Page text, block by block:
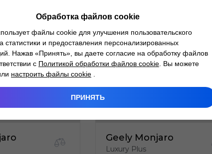
Geely Monjaro
Luxury Plus
Обработка файлов cookie
файлы cookie для улучшения пользовательского
статистики и предоставления персонализированных
Нажав «Принять», вы даете согласие на обработку файлов
с Политикой обработки файлов cookie . Вы можете
настроить файлы cookie
ПРИНЯТЬ